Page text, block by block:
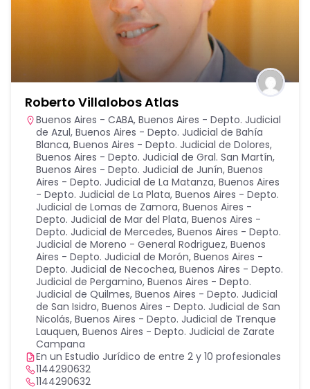
Roberto Villalobos Atlas
Buenos Aires - CABA, Buenos Aires - Depto. Judicial
de Azul, Buenos Aires - Depto. Judicial de Bahía
Blanca, Buenos Aires - Depto. Judicial de Dolores,
Buenos Aires - Depto. Judicial de Gral. San Martín,
Buenos Aires - Depto. Judicial de Junín, Buenos
Aires - Depto. Judicial de La Matanza, Buenos Aires
- Depto. Judicial de La Plata, Buenos Aires - Depto.
Judicial de Lomas de Zamora, Buenos Aires -
Depto. Judicial de Mar del Plata, Buenos Aires -
Depto. Judicial de Mercedes, Buenos Aires - Depto.
Judicial de Moreno - General Rodriguez, Buenos
Aires - Depto. Judicial de Morón, Buenos Aires -
Depto. Judicial de Necochea, Buenos Aires - Depto.
Judicial de Pergamino, Buenos Aires - Depto.
Judicial de Quilmes, Buenos Aires - Depto. Judicial
de San Isidro, Buenos Aires - Depto. Judicial de San
Nicolás, Buenos Aires - Depto. Judicial de Trenque
Lauquen, Buenos Aires - Depto. Judicial de Zarate
Campana
En un Estudio Jurídico de entre 2 y 10 profesionales
1144290632
1144290632